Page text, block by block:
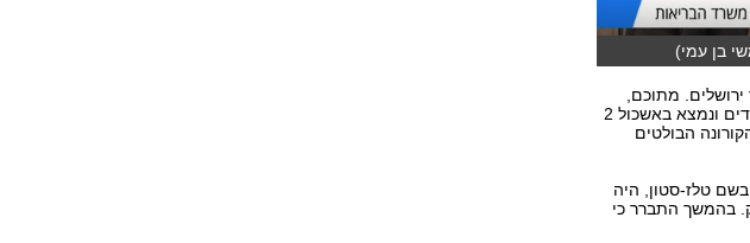
בן עמי)
ירושלים. מתוכם,
כ-1,500 איש נמצאים בבידוד. היישוב, שרוב תושביו דתיים וחרדים ונמצא באשכול 2
הבולטים
טלז-סטון, היה
בהמשך התברר כי